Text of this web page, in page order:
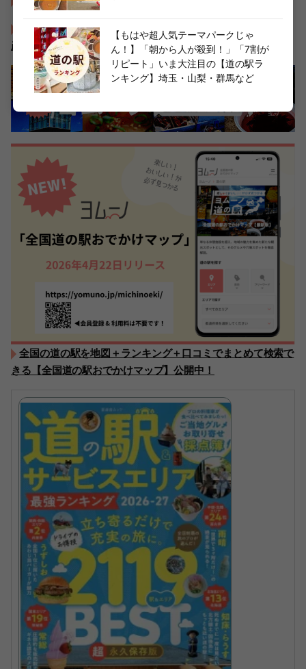
関東おすすめ『道の駅』ランキング！人気グルメからお土
産・駐車場情報まで
全国の道の駅を地図＋ランキング＋口コミでまとめて検索で
きる【全国道の駅おでかけマップ】公開中！
【もはや超人気テーマパークじゃ
ん！】「朝から人が殺到！」「7割が
リピート」いま大注目の【道の駅ラ
ンキング】埼玉・山梨・群馬など